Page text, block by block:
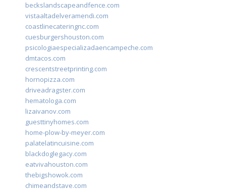
beckslandscapeandfence.com
vistaaltadelveramendi.com
coastlinecateringnc.com
cuesburgershouston.com
psicologiaespecializadaencampeche.com
dmtacos.com
crescentstreetprinting.com
hornopizza.com
driveadragster.com
hematologa.com
lizaivanov.com
guesttinyhomes.com
home-plow-by-meyer.com
palatelatincuisine.com
blackdoglegacy.com
eatvivahouston.com
thebigshowok.com
chimeandstave.com